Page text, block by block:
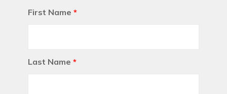
First Name *
Last Name *